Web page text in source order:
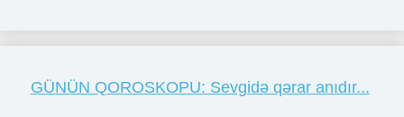
GÜNÜN QOROSKOPU: Sevgidə qərar anıdır...